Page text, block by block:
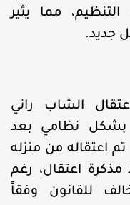
مما يثير
جديد.
الشاب راني
بشكل نظامي بعد
اعتقاله من منزله
اعتقال، رغم
للقانون وفقاً